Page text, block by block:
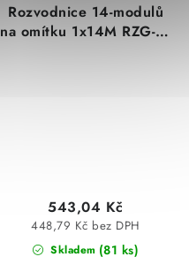
Rozvodnice 14-modulů
na omítku 1x14M RZG-N-
Skladem (81 ks)
448,79 Kč bez DPH
543,04 Kč